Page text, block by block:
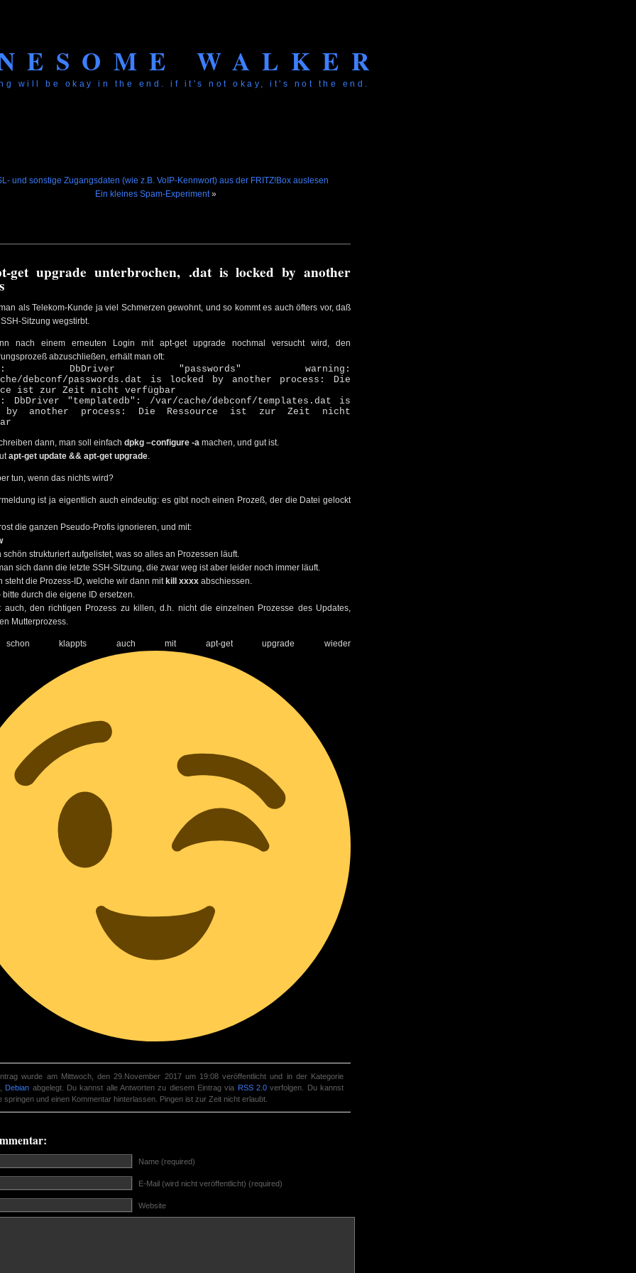
WALKER
will be okay in the end. if it's not okay, it's not the end.
und sonstige Zugangsdaten (wie z.B. VoIP-Kennwort) aus der FRITZ!Box auslesen
Ein kleines Spam-Experiment»
get upgrade unterbrochen, .dat is locked by another
als Telekom-Kunde ja viel Schmerzen gewohnt, und so kommt es auch öfters vor, daß
Sitzung wegstirbt.
nach einem erneuten Login mit apt-get upgrade nochmal versucht wird, den
abzuschließen, erhält man oft:
DbDriver "passwords" warning:
debconf/passwords.dat is locked by another process: Die
ist zur Zeit nicht verfügbar
DbDriver "templatedb": /var/cache/debconf/templates.dat is
by another process: Die Ressource ist zur Zeit nicht
dann, man soll einfach dpkg –configure -a machen, und gut ist.
apt-get update && apt-get upgrade.
tun, wenn das nichts wird?
ist ja eigentlich auch eindeutig: es gibt noch einen Prozeß, der die Datei gelockt
die ganzen Pseudo-Profis ignorieren, und mit:
schön strukturiert aufgelistet, was so alles an Prozessen läuft.
sich dann die letzte SSH-Sitzung, die zwar weg ist aber leider noch immer läuft.
steht die Prozess-ID, welche wir dann mit kill xxxx abschiessen.
bitte durch die eigene ID ersetzen.
auch, den richtigen Prozess zu killen, d.h. nicht die einzelnen Prozesse des Updates,
Mutterprozess.
klappts auch mit apt-get upgrade wieder
wurde am Mittwoch, den 29.November 2017 um 19:08 veröffentlicht und in der Kategorie
,Debian abgelegt. Du kannst alle Antworten zu diesem Eintrag via RSS 2.0 verfolgen. Du kannst
springen und einen Kommentar hinterlassen. Pingen ist zur Zeit nicht erlaubt.
Name (required)
E-Mail (wird nicht veröffentlicht) (required)
Website